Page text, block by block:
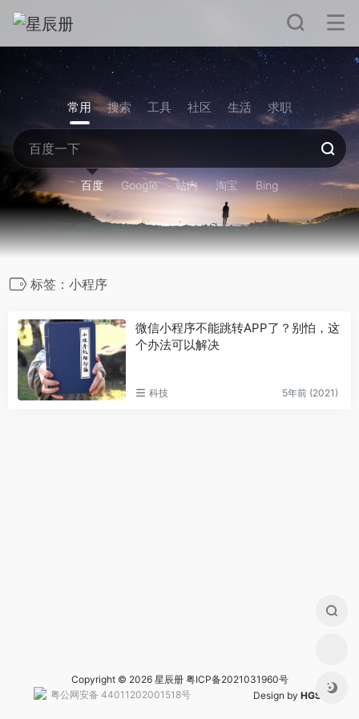
常用 搜索 工具 社区 生活 求职
百度 Google 站内 淘宝 Bing
标签：小程序
微信小程序不能跳转APP了？别怕，这
个办法可以解决
科技 5年前 (2021)
Copyright © 2026 星辰册 粤ICP备2021031960号
粤公网安备 44011202001518号Design by HGS